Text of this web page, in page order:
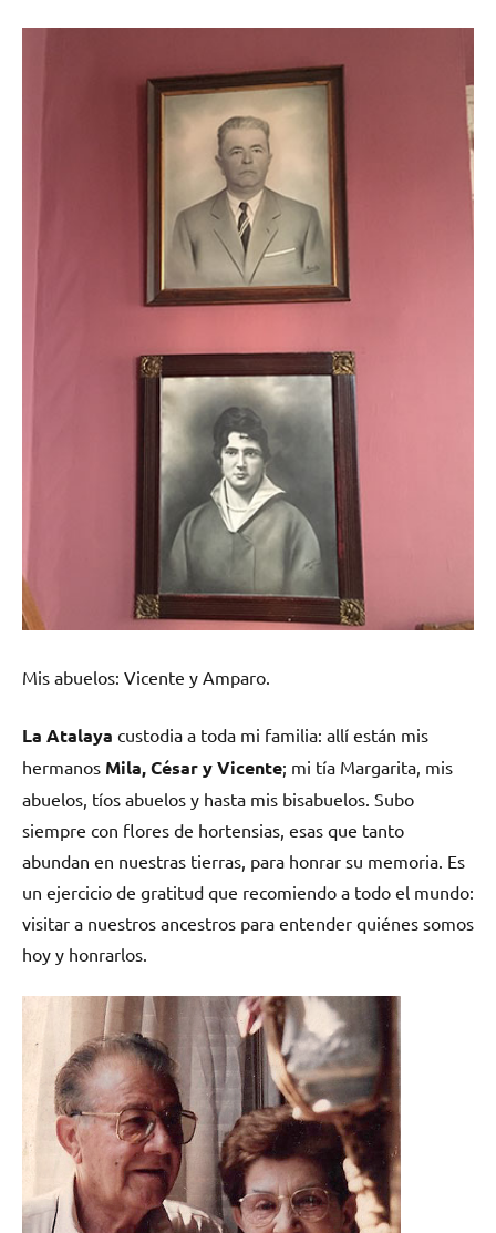
Mis abuelos: Vicente y Amparo.
La Atalaya custodia a toda mi familia: allí están mis
hermanos Mila, César y Vicente; mi tía Margarita, mis
abuelos, tíos abuelos y hasta mis bisabuelos. Subo
siempre con flores de hortensias, esas que tanto
abundan en nuestras tierras, para honrar su memoria. Es
un ejercicio de gratitud que recomiendo a todo el mundo:
visitar a nuestros ancestros para entender quiénes somos
hoy y honrarlos.